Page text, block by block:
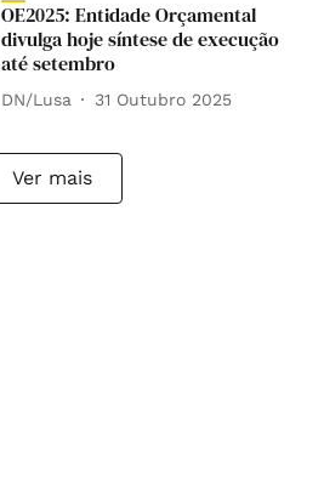
OE2025: Entidade Orçamental
divulga hoje síntese de execução
até setembro
DN/Lusa 31 Outubro 2025
Ver mais